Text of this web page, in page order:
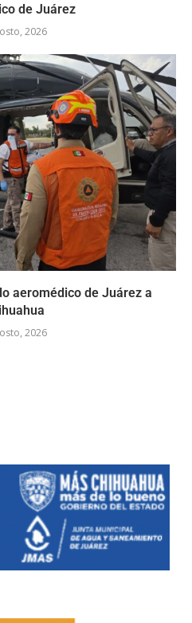
de Juárez
2026
aeromédico de Juárez a
2026